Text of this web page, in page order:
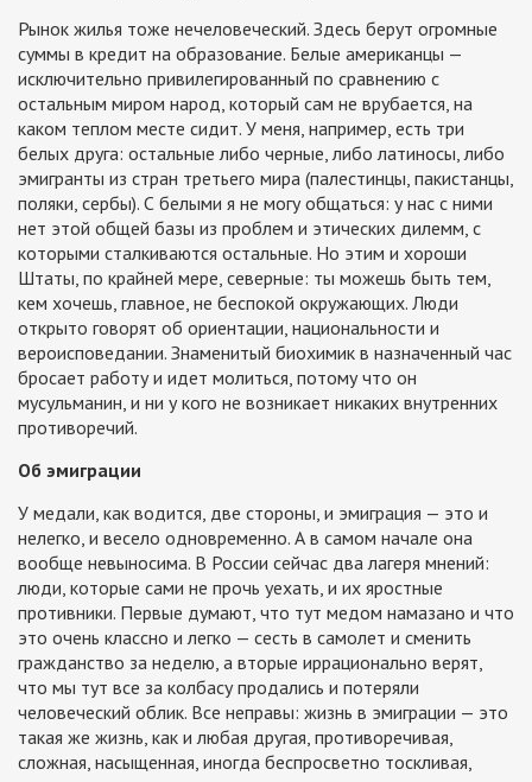
Рынок жилья тоже нечеловеческий. Здесь берут огромные
суммы в кредит на образование. Белые американцы —
исключительно привилегированный по сравнению с
остальным миром народ, который сам не врубается, на
каком теплом месте сидит. У меня, например, есть три
белых друга: остальные либо черные, либо латиносы, либо
эмигранты из стран третьего мира (палестинцы, пакистанцы,
поляки, сербы). С белыми я не могу общаться: у нас с ними
нет этой общей базы из проблем и этических дилемм, с
которыми сталкиваются остальные. Но этим и хороши
Штаты, по крайней мере, северные: ты можешь быть тем,
кем хочешь, главное, не беспокой окружающих. Люди
открыто говорят об ориентации, национальности и
вероисповедании. Знаменитый биохимик в назначенный час
бросает работу и идет молиться, потому что он
мусульманин, и ни у кого не возникает никаких внутренних
противоречий.
Об эмиграции
У медали, как водится, две стороны, и эмиграция — это и
нелегко, и весело одновременно. А в самом начале она
вообще невыносима. В России сейчас два лагеря мнений:
люди, которые сами не прочь уехать, и их яростные
противники. Первые думают, что тут медом намазано и что
это очень классно и легко — сесть в самолет и сменить
гражданство за неделю, а вторые иррационально верят,
что мы тут все за колбасу продались и потеряли
человеческий облик. Все неправы: жизнь в эмиграции — это
такая же жизнь, как и любая другая, противоречивая,
сложная, насыщенная, иногда беспросветно тоскливая,